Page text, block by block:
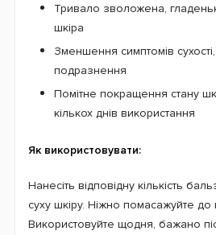
Тривало зволожена,
шкіра
Зменшення симптомів сухості,
подразнення
Помітне покращення стану
кількох днів використання
Як використовувати:
Нанесіть відповідну кількість
суху шкіру. Ніжно помасажуйте
Використовуйте щодня, бажано